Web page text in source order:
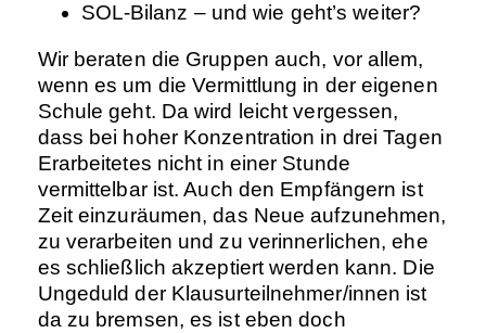
SOL-Bilanz – und wie geht’s weiter?
Wir beraten die Gruppen auch, vor allem,
wenn es um die Vermittlung in der eigenen
Schule geht. Da wird leicht vergessen,
dass bei hoher Konzentration in drei Tagen
Erarbeitetes nicht in einer Stunde
vermittelbar ist. Auch den Empfängern ist
Zeit einzuräumen, das Neue aufzunehmen,
zu verarbeiten und zu verinnerlichen, ehe
es schließlich akzeptiert werden kann. Die
Ungeduld der Klausurteilnehmer/innen ist
da zu bremsen, es ist eben doch